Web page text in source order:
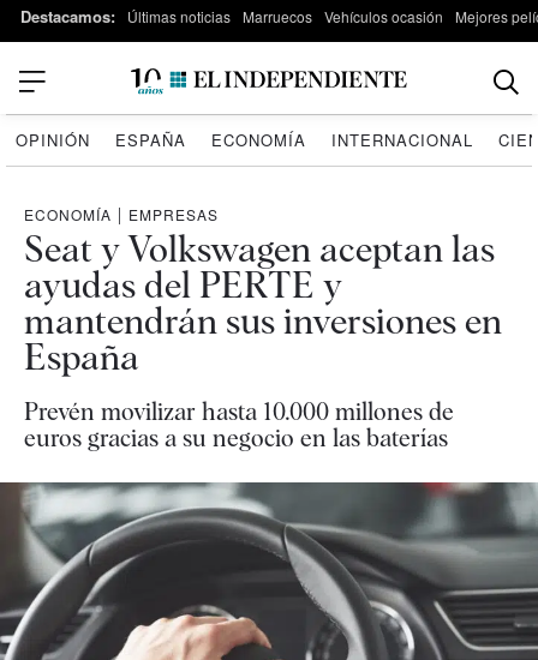
Destacamos: Últimas noticias Marruecos Vehículos ocasión Mejores
OPINIÓN ESPAÑA ECONOMÍA INTERNACIONAL
ECONOMÍA | EMPRESAS
Seat y Volkswagen aceptan las
ayudas del PERTE y
mantendrán sus inversiones en
España
Prevén movilizar hasta 10.000 millones de
euros gracias a su negocio en las baterías